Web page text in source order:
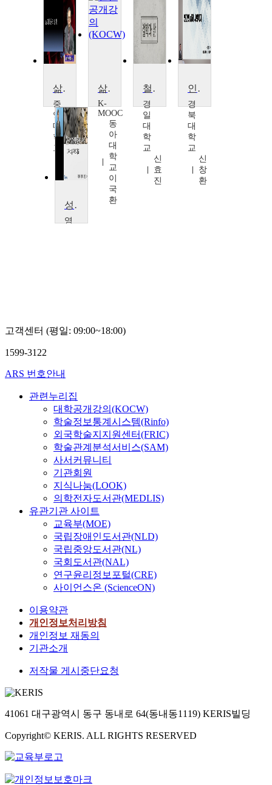
삶과 죽음의 철학
중
앙
대
학
교
동
삶을 버티게 하는 가치들
K-
MOOC
동
아
대
학
교
이
국
환
철학과 삶
경
일
대
학
교
신
효
진
인간의 삶과 사회복지
경
북
대
학
교
신
창
환
성공적인 삶을 위한 행복한 부자학
영
고객센터 (평일: 09:00~18:00)
1599-3122
ARS 번호안내
관련누리집
대학공개강의(KOCW)
학술정보통계시스템(Rinfo)
외국학술지지원센터(FRIC)
학술관계분석서비스(SAM)
사서커뮤니티
기관회원
지식나눔(LOOK)
의학전자도서관(MEDLIS)
유관기관 사이트
교육부(MOE)
국립장애인도서관(NLD)
국립중앙도서관(NL)
국회도서관(NAL)
연구윤리정보포털(CRE)
사이언스온 (ScienceON)
이용약관
개인정보처리방침
개인정보 재동의
기관소개
저작물 게시중단요청
41061 대구광역시 동구 동내로 64(동내동1119) KERIS빌딩
Copyright© KERIS. ALL RIGHTS RESERVED